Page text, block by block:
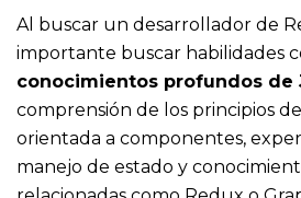
Al buscar un desarrollador de
importante buscar habilidades
conocimientos profundos de
comprensión de los principios
orientada a componentes,
manejo de estado y